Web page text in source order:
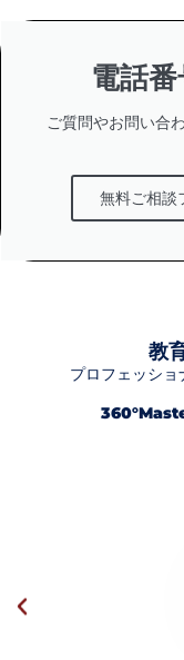
電話
ご質問やお問い合
無料ご相談
教
プロフェッショ